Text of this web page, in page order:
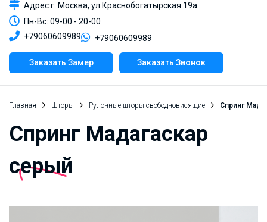
Адрес:г. Москва, ул Краснобогатырская 19а
Пн-Вс: 09-00 - 20-00
+79060609989
+79060609989
Заказать Замер Заказать Звонок
Главная Шторы Рулонные шторы свободновисящие Спринг
Спринг Мадагаскар
серый